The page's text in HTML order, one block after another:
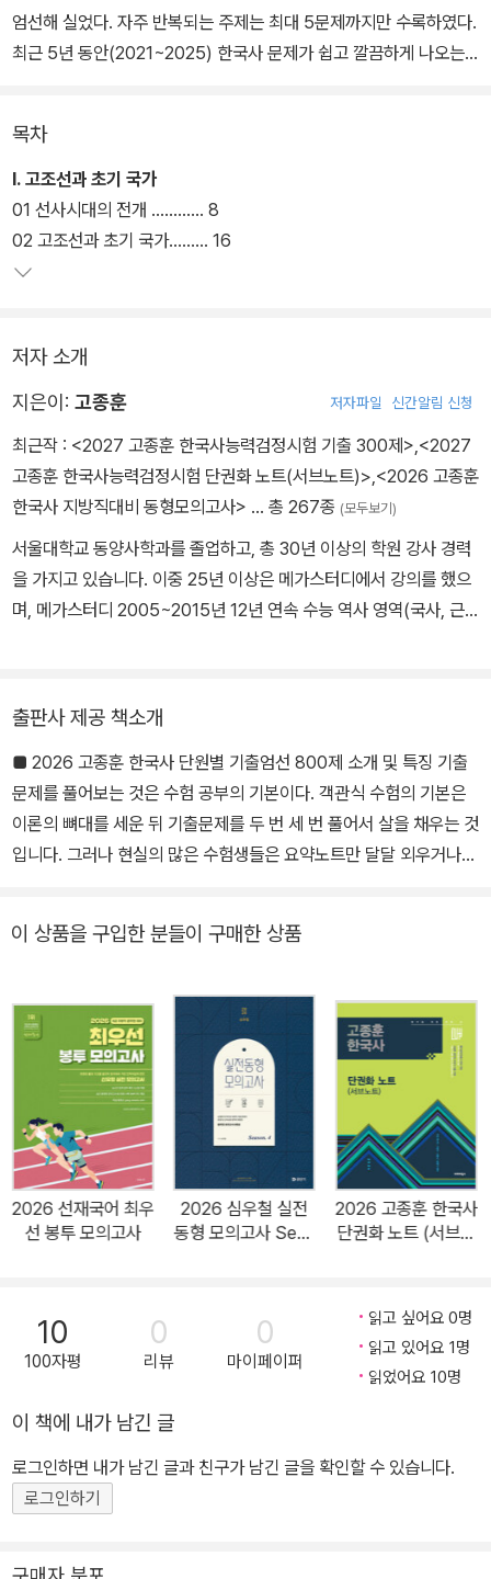
엄선해 실었다. 자주 반복되는 주제는 최대 5문제까지만 수록하였다.
최근 5년 동안(2021~2025) 한국사 문제가 쉽고 깔끔하게 나오는
있는 문제는 난이도 하, 중, 상 세 종류이며, 난이도 상 문제는 대략
5%(40문제) 내외이다.
목차
Ⅰ. 고조선과 초기 국가
01 선사시대의 전개 ………… 8
02 고조선과 초기 국가……… 16
저자 소개
지은이: 고종훈 저자파일 신간알림 신청
최근작 : <2027 고종훈 한국사능력검정시험 기출 300제>,<2027
고종훈 한국사능력검정시험 단권화 노트(서브노트)>,<2026 고종훈
한국사 지방직대비 동형모의고사> … 총 267종 (모두보기)
서울대학교 동양사학과를 졸업하고, 총 30년 이상의 학원 강사 경력
을 가지고 있습니다. 이중 25년 이상은 메가스터디에서 강의를 했으
며, 메가스터디 2005~2015년 12년 연속 수능 역사 영역(국사, 근
의, 동영상 강의 외에 한국사의 저변을 확대할 수 있는 방법을 다각도
로 모색하고 있습니다.
출판사 제공 책소개
■ 2026 고종훈 한국사 단원별 기출엄선 800제 소개 및 특징 기출
문제를 풀어보는 것은 수험 공부의 기본이다. 객관식 수험의 기본은
이론의 뼈대를 세운 뒤 기출문제를 두 번 세 번 풀어서 살을 채우는 것
입니다. 그러나 현실의 많은 수험생들은 요약노트만 달달 외우거나
니다. 이론 공부를 한 뒤 기출문제에 적용해 보는 것이 가장 1차적인
도, 스타일, 출제 포인트를 알 수 있습니다. 수험생들이여, 이론만 반
복하지 말고 부디 문제를 함께 푸셔야 됩니다. 수험생의 입장에서 공
무원 시험의 장점은 무엇입니까? 문제 공개 이후 기출문제가 매년 2
00문제 이상 쏟아지고 있다는 점입니다. 국가고시센터에서 출제한
기출문제보다 더 좋은 문제는 없습니다. 기출문제만 충분히 풀어도 9
0~95점은 깔고 가는 것이 9급 시험입니다. 최근 기출문제 중심으로
분석하라. 2007년 이후 공시 문제가 공개되었습니다. 막상 문제가
공개되고 보니 한국사의 경우 한국사능력검정시험에 비해 아주 괴팍
이 제기되었고, 점차 문제는 예측이 가능한 방향으로 바뀌기 시작했
습니다. 지금은 한국사능력검정시험과 비슷한 수준으로, 스타일로 아
주 유사하게 출제되고 있습니다. 저는 2007년부터 2015년 사이의
들이 풀어서 득보다는 실이 더 많다고 봅니다. 감당할 수 있는 분량을
반복하라. 학원이나 강사들의 공포 마케팅 때문인지 공시생들은 문제
양이 많은 기출문제집을 선호합니다. 노량진에는 2천 문제, 3천 문제
통의 인내심을 가진 수험생은 이걸 다 보지도 못합니다. 최소한 3번,
이 상품을 구입한 분들이 구매한 상품
2026 선재국어 최우
선 봉투 모의고사
2026 심우철 실전
동형 모의고사 Seas
2026 고종훈 한국사
단권화 노트 (서브노
10
100자평
0
리뷰
0
마이페이퍼
읽고 싶어요 0명
읽고 있어요 1명
읽었어요 10명
이 책에 내가 남긴 글
로그인하면 내가 남긴 글과 친구가 남긴 글을 확인할 수 있습니다.
로그인하기